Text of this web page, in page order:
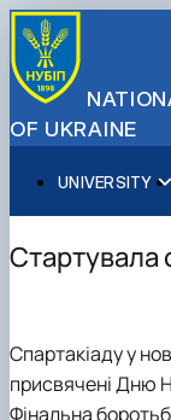
OF UKRAINE
UNIVERSITY
About
Campus &
Academic
Research
Projects
Patent &
Science for
Erasmus+
Faculties
Press
Стартувала
Спартакіаду у
присвячені Дню
Фінальна